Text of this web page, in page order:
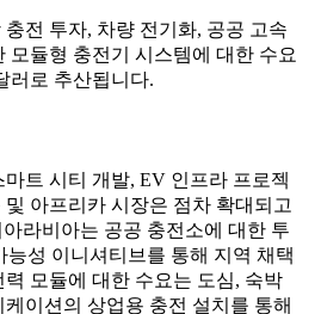
충전 투자, 차량 전기화, 공공 고속
모듈형 충전기 시스템에 대한 수요
러로 추산됩니다.
트 시티 개발, EV 인프라 프로젝
아프리카 시장은 점차 확대되고
라비아는 공공 충전소에 대한 투
능성 이니셔티브를 통해 지역 채택
모듈에 대한 수요는 도심, 숙박
이션의 상업용 충전 설치를 통해